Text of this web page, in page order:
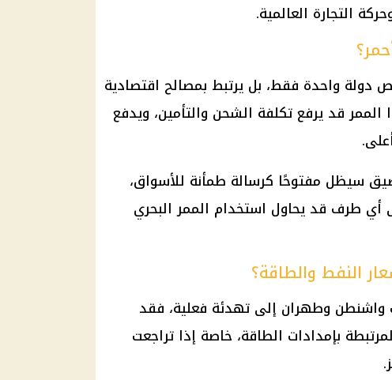
التجارة العالمية.
دولة واحدة فقط، بل يرتبط بمصالح اقتصادية
الممر قد يرفع تكلفة الشحن والتأمين، ويدفع
سيظل مفتوحًا كرسالة طمأنة للأسواق،
طرف قد يحاول استخدام الممر البحري
النفط والطاقة؟
واشنطن وطهران إلى تهدئة فعلية، فقد
بإمدادات الطاقة، خاصة إذا تراجعت
.